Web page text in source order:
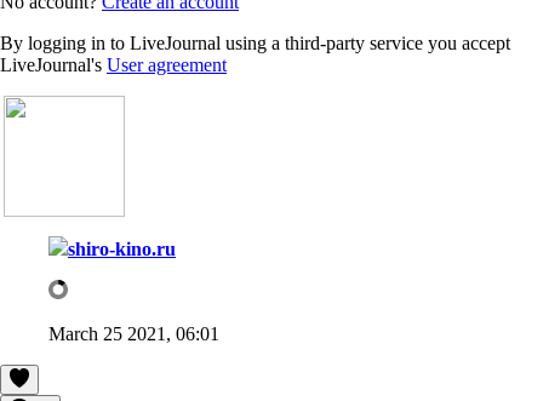
By logging in to LiveJournal using a third-party service you accept
LiveJournal's User agreement
shiro-kino.ru
March 25 2021, 06:01